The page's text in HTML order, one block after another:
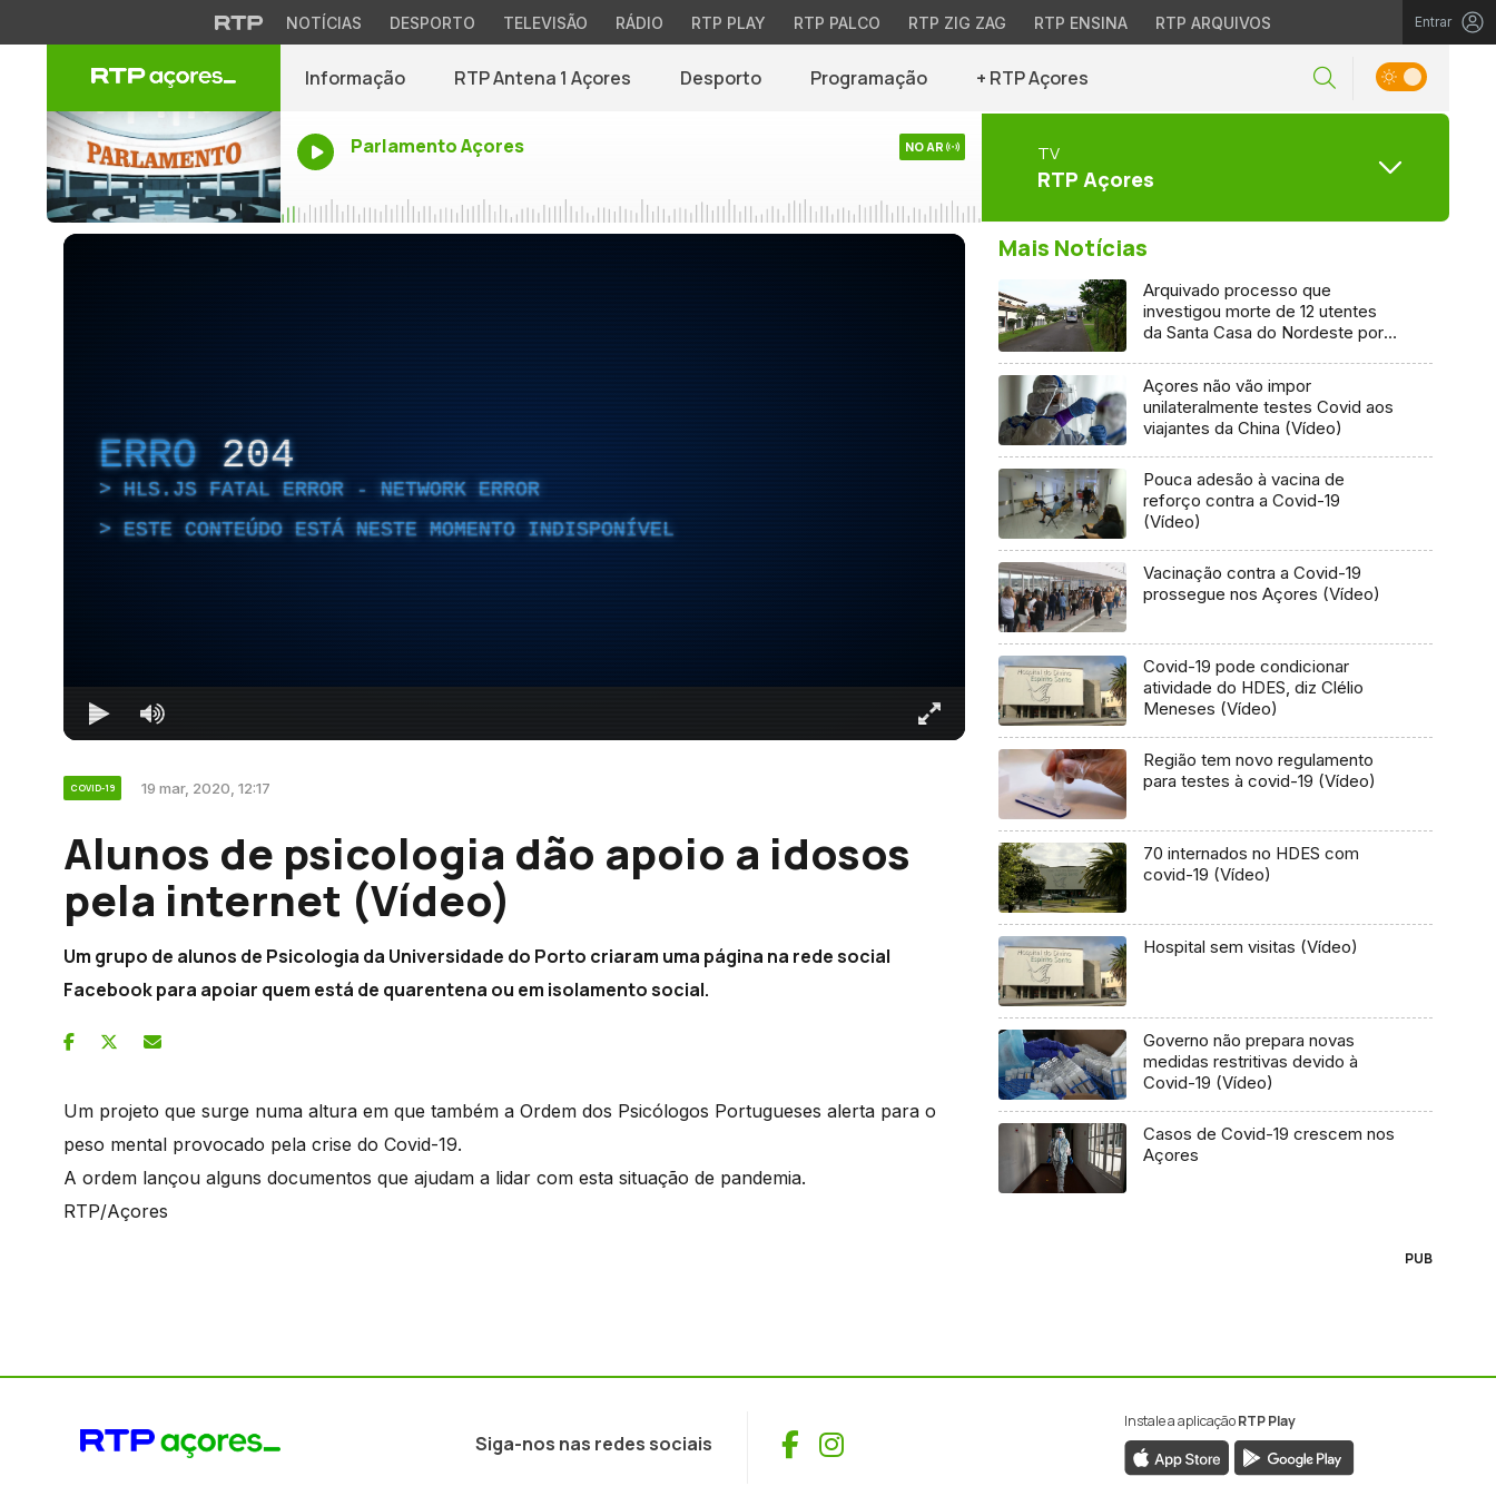
NOTÍCIAS DESPORTO TELEVISÃO RÁDIO RTP PLAY RTP PALCO RTP ZIG ZAG RTP ENSINA RTP ARQUIVOS Entrar
Informação RTP Antena 1 Açores Desporto Programação + RTP Açores
Parlamento Açores NO AR TV
RTP Açores
ERRO 204
HLS.JS FATAL ERROR - NETWORK ERROR
ESTE CONTEÚDO ESTÁ NESTE MOMENTO INDISPONÍVEL
COVID-19 19 mar, 2020, 12:17
Alunos de psicologia dão apoio a idosos
pela internet (Vídeo)
Um grupo de alunos de Psicologia da Universidade do Porto criaram uma página na rede social
Facebook para apoiar quem está de quarentena ou em isolamento social.
Um projeto que surge numa altura em que também a Ordem dos Psicólogos Portugueses alerta para o
peso mental provocado pela crise do Covid-19.
A ordem lançou alguns documentos que ajudam a lidar com esta situação de pandemia.
RTP/Açores
Mais Notícias
Arquivado processo que
investigou morte de 12 utentes
da Santa Casa do Nordeste por
Açores não vão impor
unilateralmente testes Covid aos
viajantes da China (Vídeo)
Pouca adesão à vacina de
reforço contra a Covid-19
(Vídeo)
Vacinação contra a Covid-19
prossegue nos Açores (Vídeo)
Covid-19 pode condicionar
atividade do HDES, diz Clélio
Meneses (Vídeo)
Região tem novo regulamento
para testes à covid-19 (Vídeo)
70 internados no HDES com
covid-19 (Vídeo)
Hospital sem visitas (Vídeo)
Governo não prepara novas
medidas restritivas devido à
Covid-19 (Vídeo)
Casos de Covid-19 crescem nos
Açores
PUB
Siga-nos nas redes sociais Facebook
Instagram
Instale a aplicaçãoRTP Play